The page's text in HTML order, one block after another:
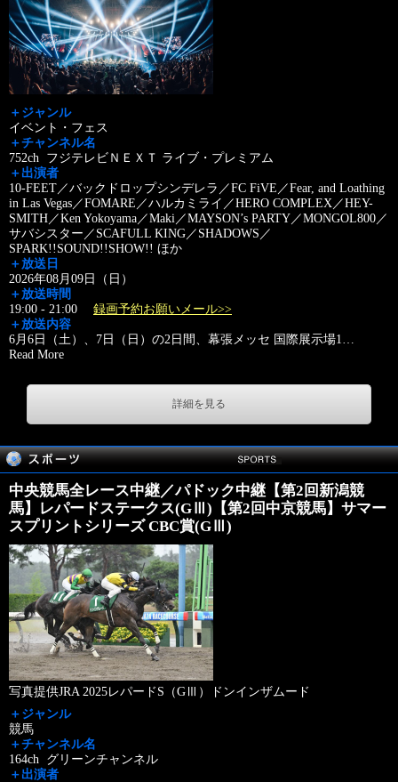
＋ジャンル
イベント・フェス
＋チャンネル名
752ch フジテレビＮＥＸＴ ライブ・プレミアム
＋出演者
10-FEET／バックドロップシンデレラ／FC FiVE／Fear, and Loathing
in Las Vegas／FOMARE／ハルカミライ／HERO COMPLEX／HEY-
SMITH／Ken Yokoyama／Maki／MAYSON’s PARTY／MONGOL800／
サバシスター／SCAFULL KING／SHADOWS／
SPARK!!SOUND!!SHOW!! ほか
＋放送日
2026年08月09日（日）
＋放送時間
19:00 - 21:00 録画予約お願いメール>>
＋放送内容
6月6日（土）、7日（日）の2日間、幕張メッセ 国際展示場1…
Read More
詳細を見る
中央競馬全レース中継／パドック中継【第2回新潟競
馬】レパードステークス(GⅢ)【第2回中京競馬】サマー
スプリントシリーズ CBC賞(GⅢ)
写真提供JRA 2025レパードS（GⅢ）ドンインザムード
＋ジャンル
競馬
＋チャンネル名
164ch グリーンチャンネル
＋出演者